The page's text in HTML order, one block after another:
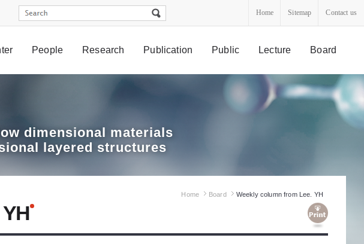
Home Sitemap Contact us
People Research Publication Public Lecture Board
dimensional materials
layered structures
Home Board Weekly column from Lee. YH